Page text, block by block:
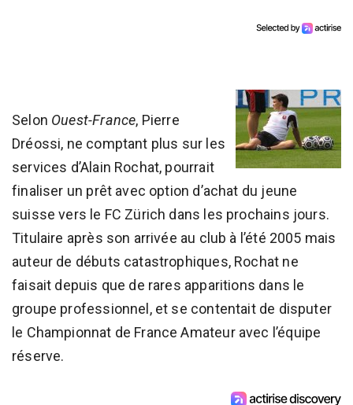
Selon Ouest-France, Pierre
Dréossi, ne comptant plus sur les
services d’Alain Rochat, pourrait
finaliser un prêt avec option d’achat du jeune
suisse vers le FC Zürich dans les prochains jours.
Titulaire après son arrivée au club à l’été 2005 mais
auteur de débuts catastrophiques, Rochat ne
faisait depuis que de rares apparitions dans le
groupe professionnel, et se contentait de disputer
le Championnat de France Amateur avec l’équipe
réserve.